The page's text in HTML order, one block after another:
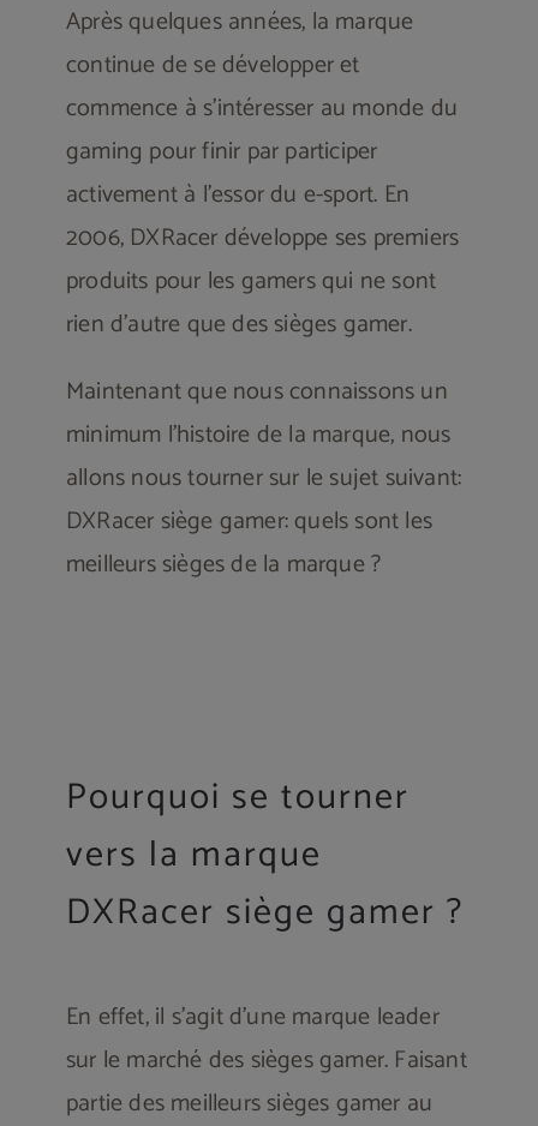
Après quelques années, la marque
continue de se développer et
commence à s’intéresser au monde du
gaming pour finir par participer
activement à l’essor du e-sport. En
2006, DXRacer développe ses premiers
produits pour les gamers qui ne sont
rien d’autre que des sièges gamer.
Maintenant que nous connaissons un
minimum l’histoire de la marque, nous
allons nous tourner sur le sujet suivant:
DXRacer siège gamer: quels sont les
meilleurs sièges de la marque ?
Pourquoi se tourner
vers la marque
DXRacer siège gamer ?
En effet, il s’agit d’une marque leader
sur le marché des sièges gamer. Faisant
partie des meilleurs sièges gamer au